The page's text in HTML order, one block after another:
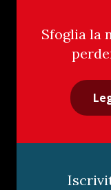
Sfoglia la